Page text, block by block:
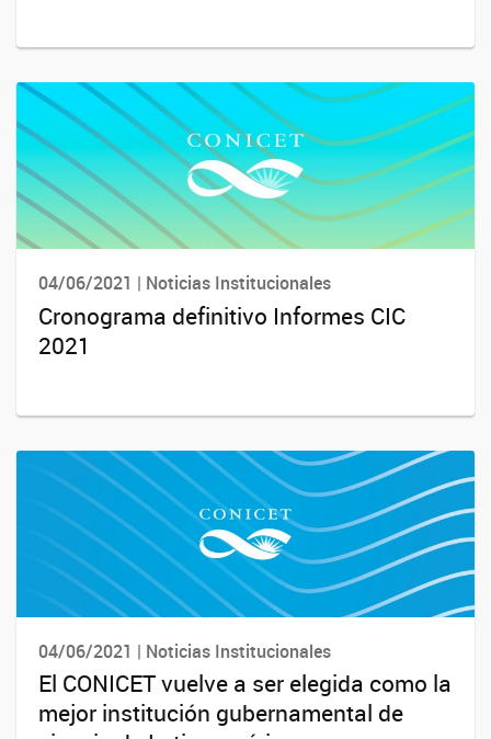
04/06/2021 | Noticias Institucionales
Cronograma definitivo Informes CIC
2021
04/06/2021 | Noticias Institucionales
El CONICET vuelve a ser elegida como la
mejor institución gubernamental de